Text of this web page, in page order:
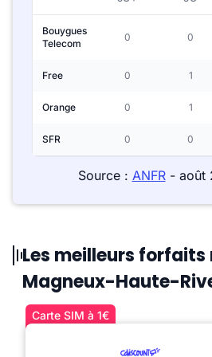
Bouygues
Telecom
0 0
Free 0 1
Orange 0 1
SFR 0 0
Source : ANFR- août
Les meilleurs forfaits
Magneux-Haute-
Carte SIM à 1€